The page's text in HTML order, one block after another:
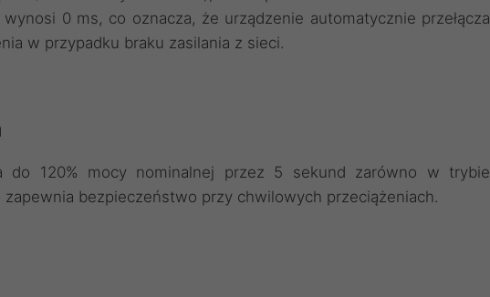
0 ms, co oznacza, że urządzenie automatycznie przełącza
w przypadku braku zasilania z sieci.
do 120% mocy nominalnej przez 5 sekund zarówno w trybie
bezpieczeństwo przy chwilowych przeciążeniach.